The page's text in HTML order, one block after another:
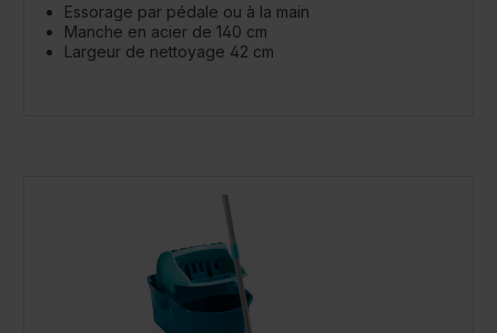
Essorage par pédale ou à la main
Manche en acier de 140 cm
Largeur de nettoyage 42 cm